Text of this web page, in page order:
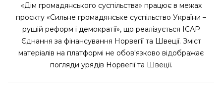
«Дім громадянського суспільства» працює в межах
проєкту «Сильне громадянське суспільство України –
рушій реформ і демократії», що реалізується ІСАР
Єднання за фінансування Норвегії та Швеції. Зміст
матеріалів на платформі не обов'язково відображає
погляди урядів Норвегії та Швеції.